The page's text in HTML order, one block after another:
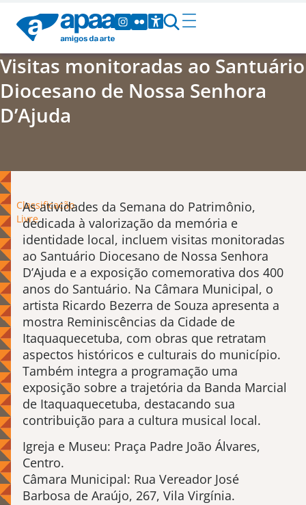
Visitas monitoradas ao Santuário
Diocesano de Nossa Senhora
D’Ajuda
Classificação
Livre
As atividades da Semana do Patrimônio,
dedicada à valorização da memória e
identidade local, incluem visitas monitoradas
ao Santuário Diocesano de Nossa Senhora
D’Ajuda e a exposição comemorativa dos 400
anos do Santuário. Na Câmara Municipal, o
artista Ricardo Bezerra de Souza apresenta a
mostra Reminiscências da Cidade de
Itaquaquecetuba, com obras que retratam
aspectos históricos e culturais do município.
Também integra a programação uma
exposição sobre a trajetória da Banda Marcial
de Itaquaquecetuba, destacando sua
contribuição para a cultura musical local.
Igreja e Museu: Praça Padre João Álvares,
Centro.
Câmara Municipal: Rua Vereador José
Barbosa de Araújo, 267, Vila Virgínia.